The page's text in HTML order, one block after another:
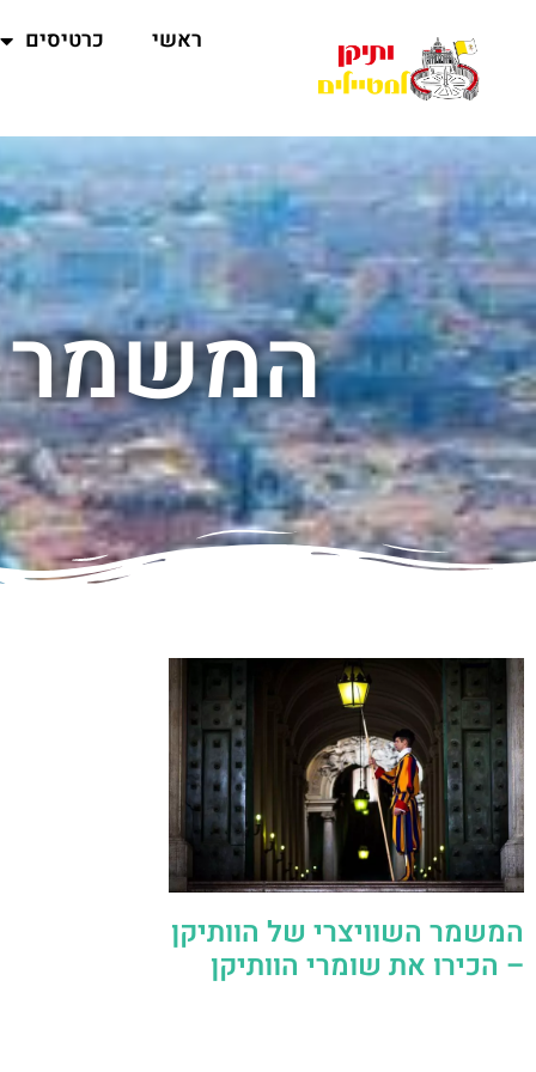
ראשי כרטיסים
המשמר
המשמר השוויצרי של הוותיקן
– הכירו את שומרי הוותיקן